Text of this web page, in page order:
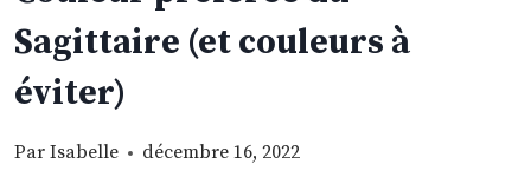
Sagittaire (et couleurs à
éviter)
Par Isabelle décembre 16, 2022